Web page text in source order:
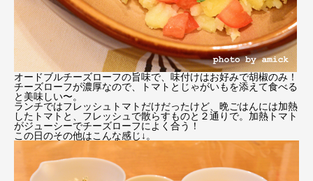
オードブルチーズローフの旨味で、味付けはお好みで胡椒のみ！
チーズローフが濃厚なので、トマトとじゃがいもを添えて食べる
と美味しい〜。
ランチではフレッシュトマトだけだったけど、晩ごはんには加熱
したトマトと、フレッシュで散らすものと２通りで。加熱トマト
がジューシーでチーズローフによく合う！
この日のその他はこんな感じ↓。